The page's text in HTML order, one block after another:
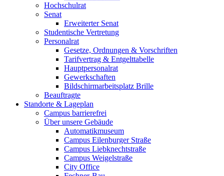
Hochschulrat
Senat
Erweiterter Senat
Studentische Vertretung
Personalrat
Gesetze, Ordnungen & Vorschriften
Tarifvertrag & Entgelttabelle
Hauptpersonalrat
Gewerkschaften
Bildschirmarbeitsplatz Brille
Beauftragte
Standorte & Lageplan
Campus barrierefrei
Über unsere Gebäude
Automatikmuseum
Campus Eilenburger Straße
Campus Liebknechtstraße
Campus Weigelstraße
City Office